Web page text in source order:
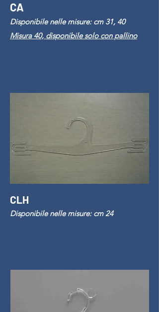
CA
Disponibile nelle misure: cm 31, 40
Misura 40, disponibile solo con pallino
CLH
Disponibile nelle misure: cm 24